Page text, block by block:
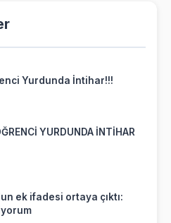
Yurdunda İntihar!!!
YURDUNDA İNTİHAR
ek ifadesi ortaya çıktı: